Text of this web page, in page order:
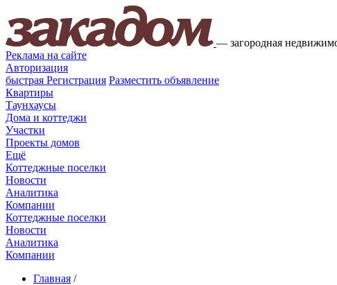
— загородная
Реклама на сайте
Авторизация
быстрая Регистрация Разместить объявление
Квартиры
Таунхаусы
Дома и коттеджи
Участки
Проекты домов
Ещё
Коттеджные поселки
Новости
Аналитика
Компании
Коттеджные поселки
Новости
Аналитика
Компании
Главная /